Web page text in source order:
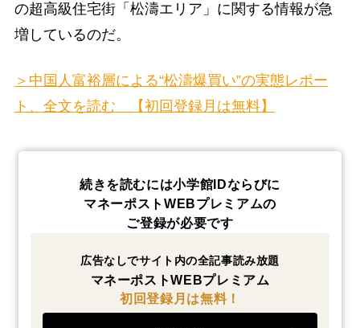
の超高級住宅街「松濤エリア」に関する情報が急
増しているのだ。
＞中国人富裕層による“松濤爆買い”の実態レポー
ト、全文を読む 【初回登録月は無料】
続きを読むには小学館IDならびに
マネーポストWEBプレミアムの
ご登録が必要です
広告なしでサイト内の全記事読み放題
マネーポストWEBプレミアム
初回登録月は無料！